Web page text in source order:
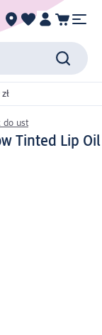
do ust
Tinted Lip Oil